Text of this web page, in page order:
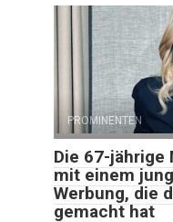
PROMINENTEN
Die 67-jährige
mit einem
Werbung, die
gemacht hat